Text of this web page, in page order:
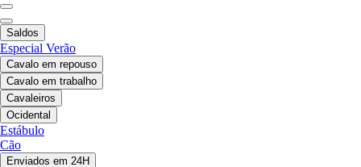
Saldos
Especial Verão
Cavalo em repouso
Cavalo em trabalho
Cavaleiros
Ocidental
Estábulo
Cão
Enviados em 24H